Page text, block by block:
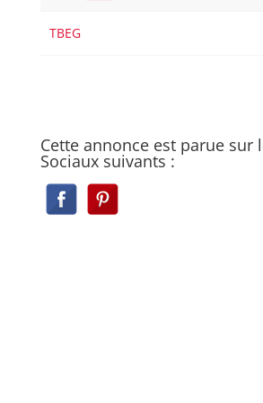
TBEG
Cette annonce est parue sur
Sociaux suivants :